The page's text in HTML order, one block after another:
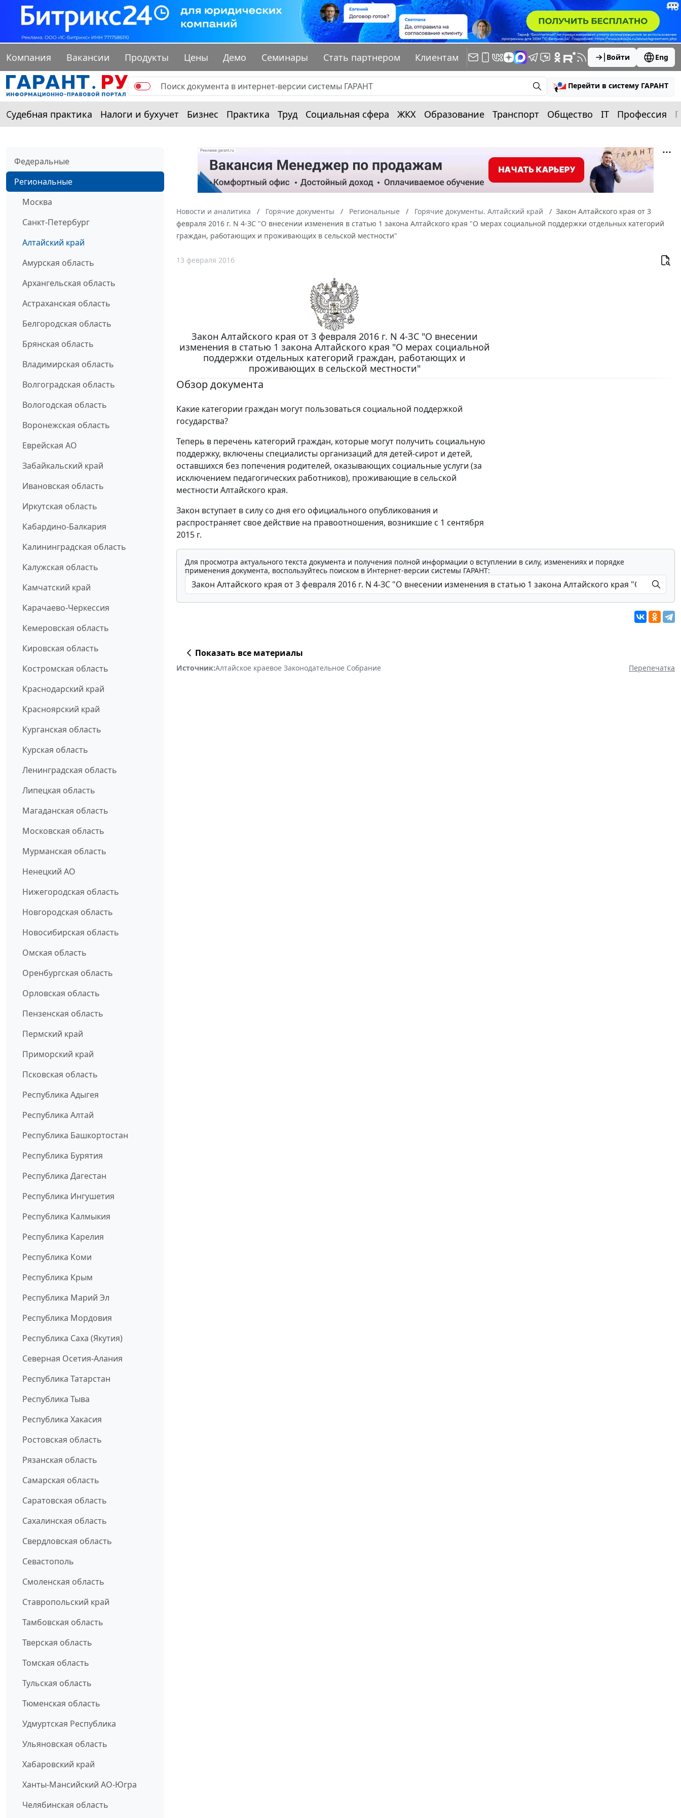
Компания Вакансии Продукты Цены Демо Семинары Стать партнером Клиентам Войти Eng
Перейти в систему ГАРАНТ
Судебная практика Налоги и бухучет Бизнес Практика Труд Социальная сфера ЖКХ Образование Транспорт Общество IT Профессия
Федеральные
Региональные
Москва
Санкт-Петербург
Алтайский край
Амурская область
Архангельская область
Астраханская область
Белгородская область
Брянская область
Владимирская область
Волгоградская область
Вологодская область
Воронежская область
Еврейская АО
Забайкальский край
Ивановская область
Иркутская область
Кабардино-Балкария
Калининградская область
Калужская область
Камчатский край
Карачаево-Черкессия
Кемеровская область
Кировская область
Костромская область
Краснодарский край
Красноярский край
Курганская область
Курская область
Ленинградская область
Липецкая область
Магаданская область
Московская область
Мурманская область
Ненецкий АО
Нижегородская область
Новгородская область
Новосибирская область
Омская область
Оренбургская область
Орловская область
Пензенская область
Пермский край
Приморский край
Псковская область
Республика Адыгея
Республика Алтай
Республика Башкортостан
Республика Бурятия
Республика Дагестан
Республика Ингушетия
Республика Калмыкия
Республика Карелия
Республика Коми
Республика Крым
Республика Марий Эл
Республика Мордовия
Республика Саха (Якутия)
Северная Осетия-Алания
Республика Татарстан
Республика Тыва
Республика Хакасия
Ростовская область
Рязанская область
Самарская область
Саратовская область
Сахалинская область
Свердловская область
Севастополь
Смоленская область
Ставропольский край
Тамбовская область
Тверская область
Томская область
Тульская область
Тюменская область
Удмуртская Республика
Ульяновская область
Хабаровский край
Ханты-Мансийский АО-Югра
Челябинская область
Новости и аналитика Горячие документы Региональные Горячие документы. Алтайский край
Закон Алтайского края от 3
февраля 2016 г. N 4-ЗС "О внесении изменения в статью 1 закона Алтайского края "О мерах социальной поддержки отдельных категорий
граждан, работающих и проживающих в сельской местности"
13 февраля 2016
Закон Алтайского края от 3 февраля 2016 г. N 4-ЗС "О внесении
изменения в статью 1 закона Алтайского края "О мерах социальной
поддержки отдельных категорий граждан, работающих и
проживающих в сельской местности"
Обзор документа
Какие категории граждан могут пользоваться социальной поддержкой
государства?
Теперь в перечень категорий граждан, которые могут получить социальную
поддержку, включены специалисты организаций для детей-сирот и детей,
оставшихся без попечения родителей, оказывающих социальные услуги (за
исключением педагогических работников), проживающие в сельской
местности Алтайского края.
Закон вступает в силу со дня его официального опубликования и
распространяет свое действие на правоотношения, возникшие с 1 сентября
2015 г.
Для просмотра актуального текста документа и получения полной информации о вступлении в силу, изменениях и порядке
применения документа, воспользуйтесь поиском в Интернет-версии системы ГАРАНТ:
Показать все материалы
Источник:Алтайское краевое Законодательное Собрание Перепечатка